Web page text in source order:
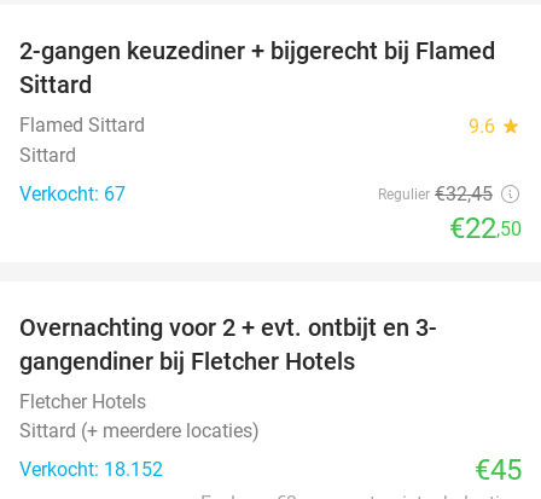
31%
2-gangen keuzediner + bijgerecht bij Flamed
Sittard
Flamed Sittard 9.6 star
Sittard
Verkocht: 67
Regulier €32,45
€22,50
Overnachting voor 2 + evt. ontbijt en 3-
gangendiner bij Fletcher Hotels
Fletcher Hotels
Sittard (+ meerdere locaties)
Verkocht: 18.152
€45